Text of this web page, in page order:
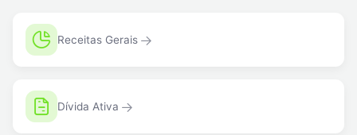
Receitas Gerais
Dívida Ativa